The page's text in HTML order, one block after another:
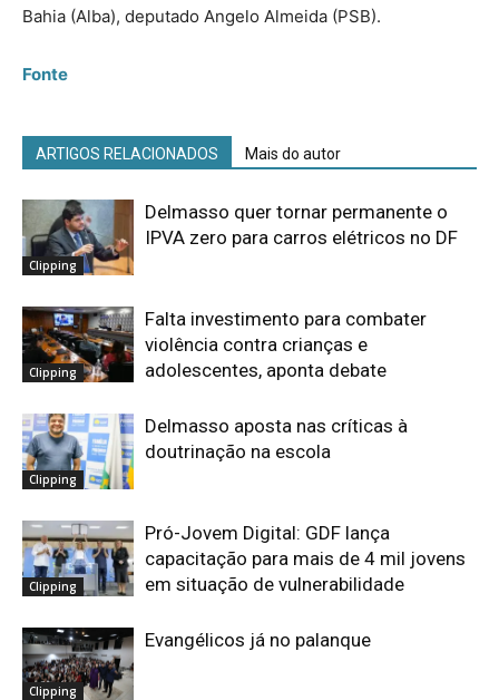
Bahia (Alba), deputado Angelo Almeida (PSB).
Fonte
ARTIGOS RELACIONADOS Mais do autor
Clipping
Delmasso quer tornar permanente o
IPVA zero para carros elétricos no DF
Clipping
Falta investimento para combater
violência contra crianças e
adolescentes, aponta debate
Clipping
Delmasso aposta nas críticas à
doutrinação na escola
Clipping
Pró-Jovem Digital: GDF lança
capacitação para mais de 4 mil jovens
em situação de vulnerabilidade
Clipping
Evangélicos já no palanque